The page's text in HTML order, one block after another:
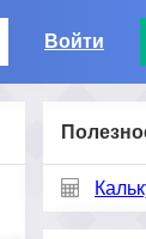
Войти